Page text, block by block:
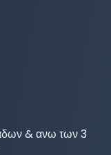
& ανω των 3